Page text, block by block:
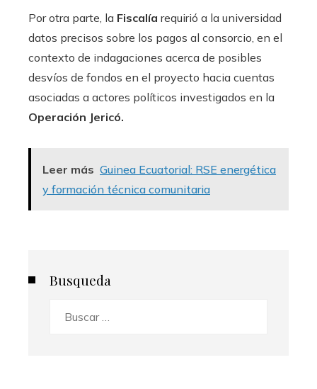
Por otra parte, la Fiscalía requirió a la universidad
datos precisos sobre los pagos al consorcio, en el
contexto de indagaciones acerca de posibles
desvíos de fondos en el proyecto hacia cuentas
asociadas a actores políticos investigados en la
Operación Jericó.
Leer más Guinea Ecuatorial: RSE energética
y formación técnica comunitaria
Busqueda